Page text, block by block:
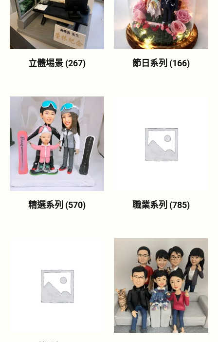
立體埸景 (267) 節日系列 (166)
精選系列 (570) 職業系列 (785)